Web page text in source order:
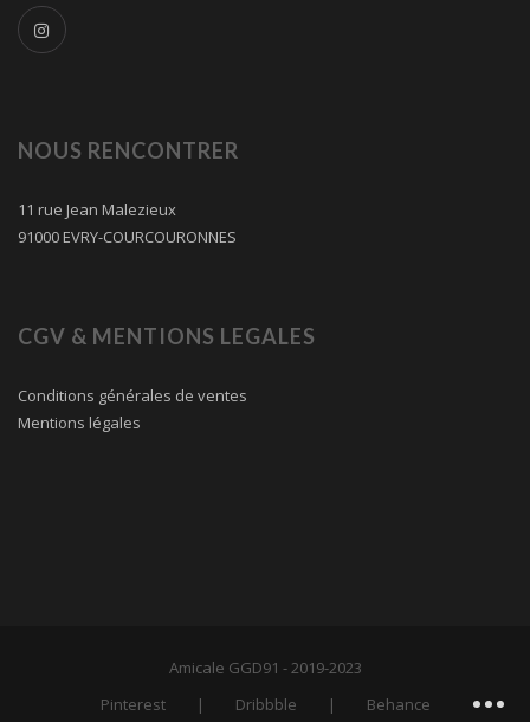
NOUS RENCONTRER
11 rue Jean Malezieux
91000 EVRY-COURCOURONNES
CGV & MENTIONS LEGALES
Conditions générales de ventes
Mentions légales
Amicale GGD91 - 2019-2023
Pinterest
Dribbble Behance